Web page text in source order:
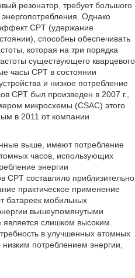
резонатор, требует большого
Однако
CPT (удержание
способны обеспечивать
которая на три порядка
существующего кварцевого
часы CPT в состоянии
и низкое потребление
CPT был произведен в 2007 г.,
микросхемы (CSAC) этого
в 2011 от компании
выше, имеют потребление
часов, использующих
энергии
составляло приблизительно
практическое применение
батареек мобильных
вышеупомянутыми
слишком высоким.
в улучшенных атомных
потреблением энергии,